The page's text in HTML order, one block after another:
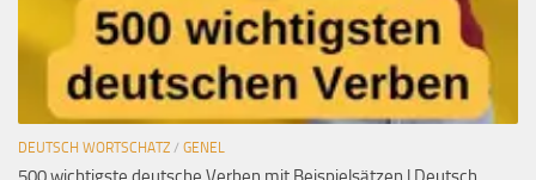
DEUTSCH WORTSCHATZ / GENEL